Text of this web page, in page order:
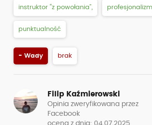
instruktor “z powołania”,
punktualność
- Wady brak
Filip Kaźmierowski
Opinia zweryfikowana przez
Facebook
ocena z dnia: 04.07.2025